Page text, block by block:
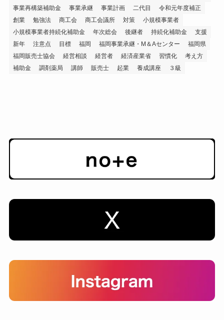
事業再構築補助金
事業承継 事業計画 二代目
令和元年度補正
創業
勉強法 商工会 商工会議所 対策
小規模事業者
小規模事業者持続化補助金
年次総会 後継者 持続化補助金
支援
新年
注意点 目標 福岡 福岡事業承継・M＆Aセンター
福岡県
福岡販売士協会
経営相談 経営者 経済産業省 習慣化
考え方
補助金
調剤薬局 講師 販売士 起業 養成講座 ３級